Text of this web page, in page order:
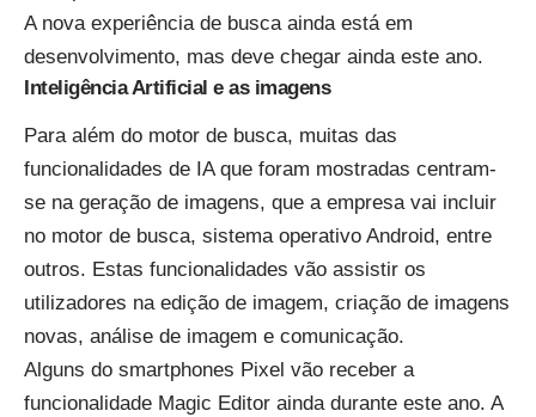
A nova experiência de busca ainda está em
desenvolvimento, mas deve chegar ainda este ano.
Inteligência Artificial e as imagens
Para além do motor de busca, muitas das
funcionalidades de IA que foram mostradas centram-
se na geração de imagens, que a empresa vai incluir
no motor de busca, sistema operativo Android, entre
outros. Estas funcionalidades vão assistir os
utilizadores na edição de imagem, criação de imagens
novas, análise de imagem e comunicação.
Alguns do smartphones Pixel vão receber a
funcionalidade Magic Editor ainda durante este ano. A